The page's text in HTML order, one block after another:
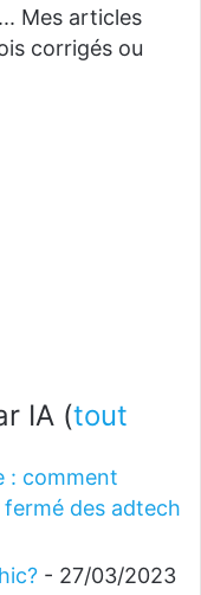
Mes articles
corrigés ou
IA (tout
: comment
fermé des adtech
- 27/03/2023